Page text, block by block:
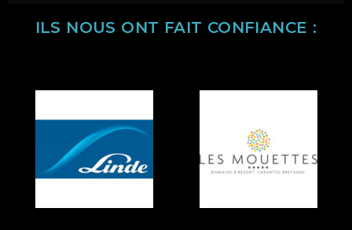
ILS NOUS ONT FAIT CONFIANCE :